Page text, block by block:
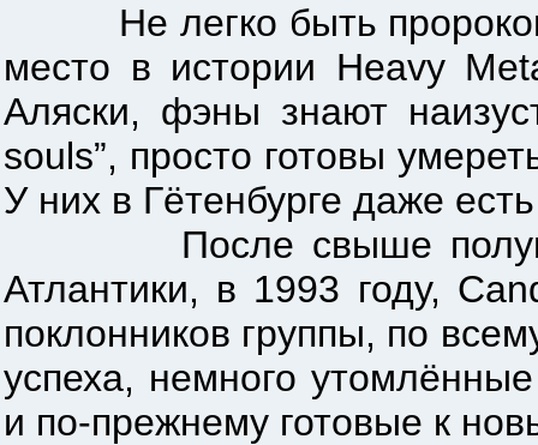
Не легко быть пророком,
место в истории Heavy
Аляски, фэны знают
souls”, просто готовы
У них в Гётенбурге даже
После свыше
Атлантики, в 1993 году,
поклонников группы, по
успеха, немного
и по-прежнему готовые к